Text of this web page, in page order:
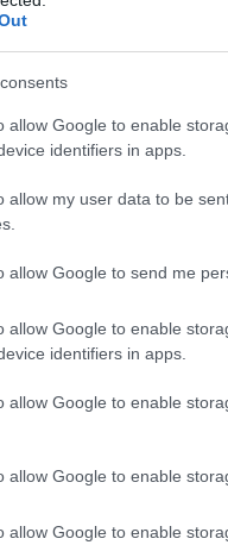
allow Google to enable
identifiers in apps.
allow my user data to be
allow Google to send me
allow Google to enable
identifiers in apps.
allow Google to enable
allow Google to enable
allow Google to enable